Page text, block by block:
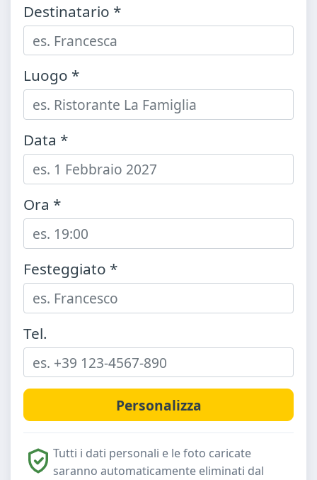
Destinatario *
Luogo *
Data *
Ora *
Festeggiato *
Tel.
Tutti i dati personali e le foto caricate
saranno automaticamente eliminati dal